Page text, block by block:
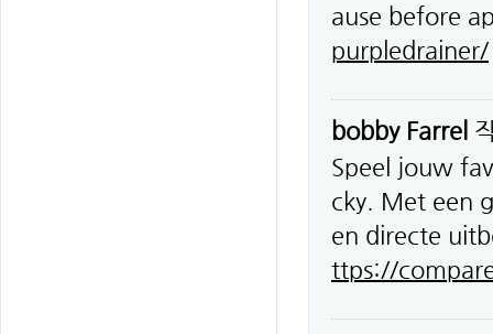
ause before
purpledrainer/
bobby Farrel
Speel jouw
cky. Met een
en directe
ttps://